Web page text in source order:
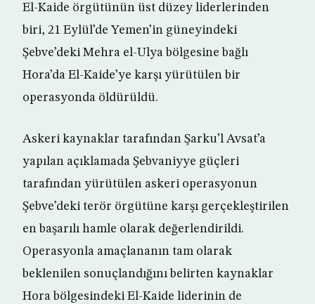
El-Kaide örgütünün üst düzey liderlerinden
biri, 21 Eylül’de Yemen’in güneyindeki
Şebve’deki Mehra el-Ulya bölgesine bağlı
Hora’da El-Kaide’ye karşı yürütülen bir
operasyonda öldürüldü.
Askeri kaynaklar tarafından Şarku’l Avsat’a
yapılan açıklamada Şebvaniyye güçleri
tarafından yürütülen askeri operasyonun
Şebve’deki terör örgütüne karşı gerçekleştirilen
en başarılı hamle olarak değerlendirildi.
Operasyonla amaçlananın tam olarak
beklenilen sonuçlandığını belirten kaynaklar
Hora bölgesindeki El-Kaide liderinin de